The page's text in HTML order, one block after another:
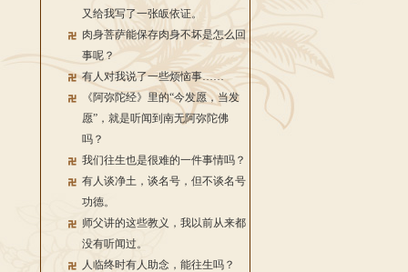
又给我写了一张皈依证。
肉身菩萨能保存肉身不坏是怎么回
事呢？
有人对我说了一些烦恼事……
《阿弥陀经》里的“今发愿，当发
愿”，就是听闻到南无阿弥陀佛
吗？
我们往生也是很难的一件事情吗？
有人谈净土，谈名号，但不谈名号
功德。
师父讲的这些教义，我以前从来都
没有听闻过。
人临终时有人助念，能往生吗？